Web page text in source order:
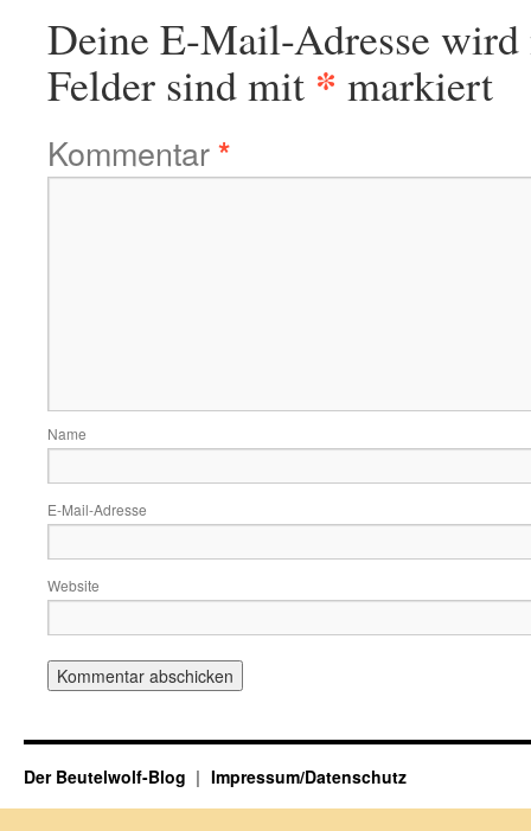
Deine E-Mail-Adresse
Felder sind mit * markiert
Kommentar*
Name
E-Mail-Adresse
Website
Der Beutelwolf-Blog Impressum/Datenschutz